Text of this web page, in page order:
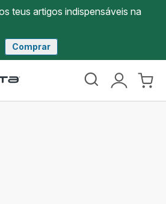
teus artigos indispensáveis na
Comprar
Página
Rowenta
O